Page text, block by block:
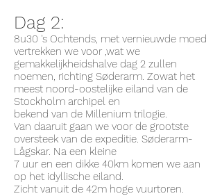
Dag 2:
8u30 's Ochtends, met vernieuwde moed
vertrekken we voor ,wat we
gemakkelijkheidshalve dag 2 zullen
noemen, richting Søderarm. Zowat het
meest noord-oostelijke eiland van de
Stockholm archipel en
bekend van de Millenium trilogie.
Van daaruit gaan we voor de grootste
oversteek van de expeditie. Søderarm-
Lågskar. Na een kleine
7 uur en een dikke 40km komen we aan
op het idyllische eiland.
Zicht vanuit de 42m hoge vuurtoren.